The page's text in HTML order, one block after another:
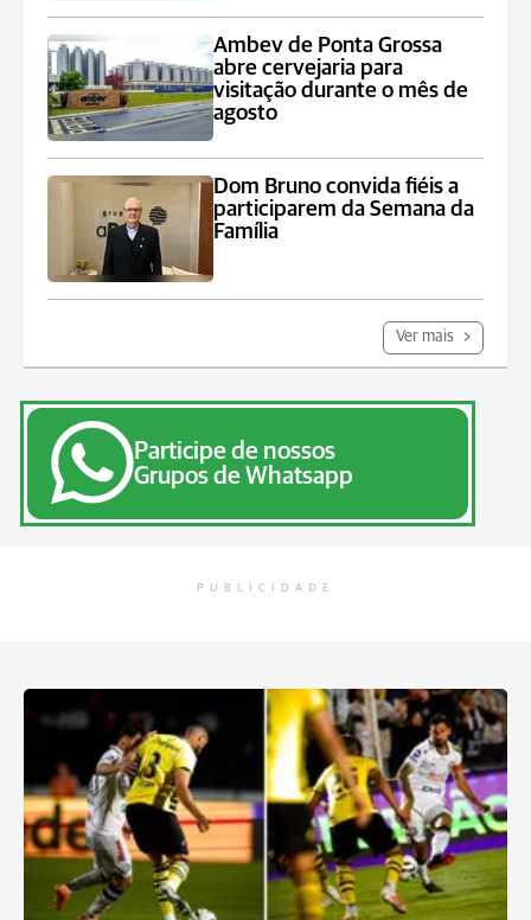
Ambev de Ponta Grossa
abre cervejaria para
visitação durante o mês de
agosto
Dom Bruno convida fiéis a
participarem da Semana da
Família
Ver mais
Participe de nossos
Grupos de Whatsapp
PUBLICIDADE